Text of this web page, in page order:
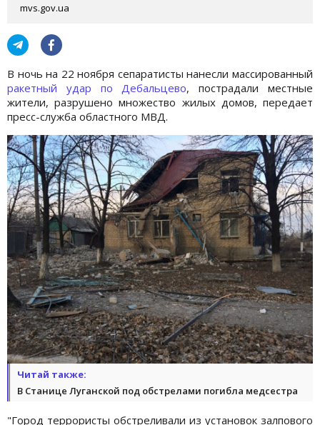
mvs.gov.ua
В ночь на 22 ноября сепаратисты нанесли массированный
ракетный удар по Дебальцево, пострадали местные
жители, разрушено множество жилых домов, передает
пресс-служба областного МВД.
Читай также:
В Станице Луганской под обстрелами погибла медсестра
"Город террористы обстреливали из установок залпового